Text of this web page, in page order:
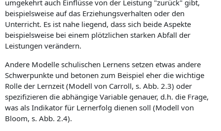
umgekehrt auch Einflüsse von der Leistung "zurück" gibt,
beispielsweise auf das Erziehungsverhalten oder den
Unterricht. Es ist nahe liegend, dass sich beide As­­pekte
beispielsweise bei einem plötzlichen starken Abfall der
Leistungen verändern.
Andere Modelle schulischen Lernens setzen etwas andere
Schwerpunkte und be­to­nen zum Beispiel eher die wichtige
Rolle der Lernzeit (Modell von Carroll, s. Abb. 2.3) oder
spezifizieren die abhängige Variable genauer, d.h. die Frage,
was als Indikator für Lernerfolg dienen soll (Modell von
Bloom, s. Abb. 2.4).